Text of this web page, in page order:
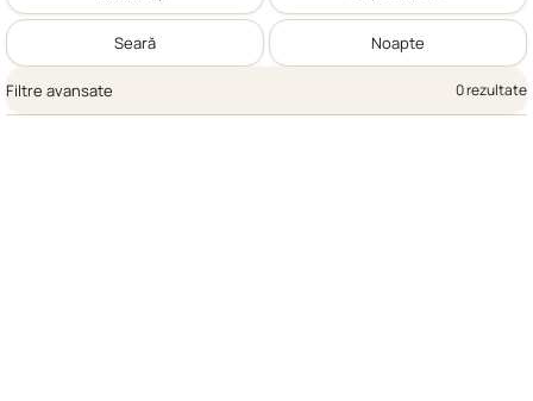
Seară Noapte
Filtre avansate 0 rezultate